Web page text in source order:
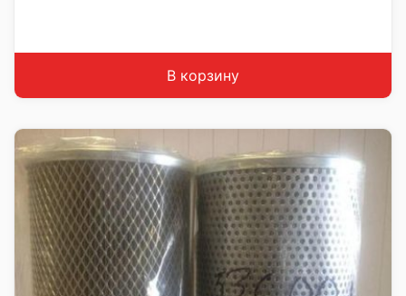
В корзину